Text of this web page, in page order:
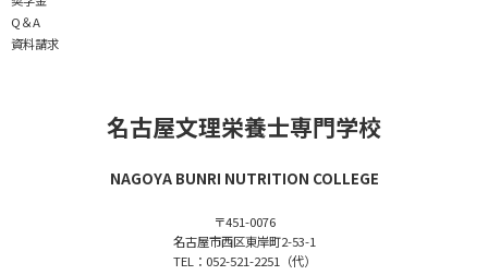
Q＆A
資料請求
名古屋文理栄養士専門学校
NAGOYA BUNRI NUTRITION COLLEGE
〒451-0076
名古屋市西区東岸町2-53-1
TEL：052-521-2251（代）